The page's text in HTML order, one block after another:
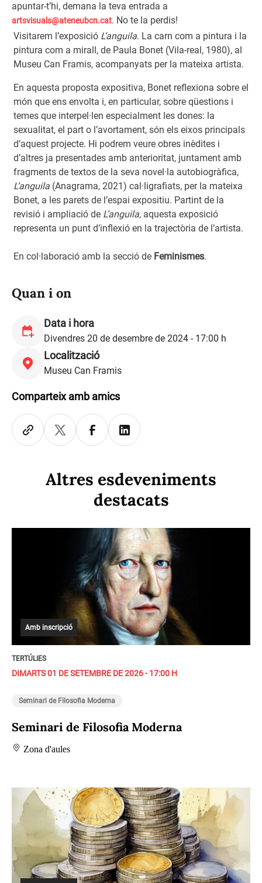
apuntar-t’hi, demana la teva entrada a
artsvisuals@ateneubcn.cat. No te la perdis!
Visitarem l’exposició L’anguila. La carn com a pintura i la
pintura com a mirall, de Paula Bonet (Vila-real, 1980), al
Museu Can Framis, acompanyats per la mateixa artista.
En aquesta proposta expositiva, Bonet reflexiona sobre el
món que ens envolta i, en particular, sobre qüestions i
temes que interpel·len especialment les dones: la
sexualitat, el part o l’avortament, són els eixos principals
d’aquest projecte. Hi podrem veure obres inèdites i
d’altres ja presentades amb anterioritat, juntament amb
fragments de textos de la seva novel·la autobiogràfica,
L’anguila (Anagrama, 2021) cal·ligrafiats, per la mateixa
Bonet, a les parets de l’espai expositiu. Partint de la
revisió i ampliació de L’anguila, aquesta exposició
representa un punt d’inflexió en la trajectòria de l’artista.
En col·laboració amb la secció de Feminismes.
Quan i on
Data i hora
Divendres 20 de desembre de 2024 - 17:00 h
Localització
Museu Can Framis
Comparteix amb amics
Altres esdeveniments
destacats
Amb inscripció
TERTÚLIES
DIMARTS 01 DE SETEMBRE DE 2026 - 17:00 H
Seminari de Filosofia Moderna
Seminari de Filosofia Moderna
Zona d'aules